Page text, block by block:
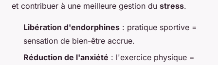
et contribuer à une meilleure gestion du stress.
Libération d'endorphines : pratique sportive =
sensation de bien-être accrue.
Réduction de l'anxiété : l'exercice physique =